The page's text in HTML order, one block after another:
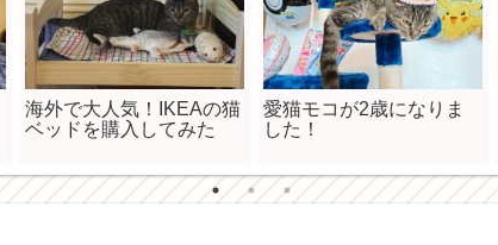
海外で大人気！IKEAの猫
ベッドを購入してみた
愛猫モコが2歳になりま
した！